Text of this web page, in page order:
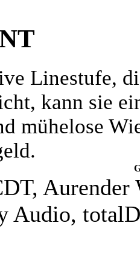
Linestufe,
kann sie
mühelose
Aurender
Audio,